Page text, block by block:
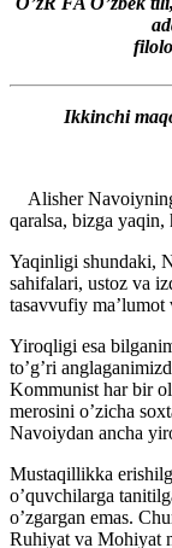
Ikkinchi
Alisher
qaralsa, bizga
Yaqinligi shundaki,
sahifalari, ustoz va
tasavvufiy
Yiroqligi esa
to’g’ri
Kommunist har bir
merosini o’zicha
Navoiydan ancha
Mustaqillikka
o’quvchilarga
o’zgargan emas.
Ruhiyat va Mohiyat